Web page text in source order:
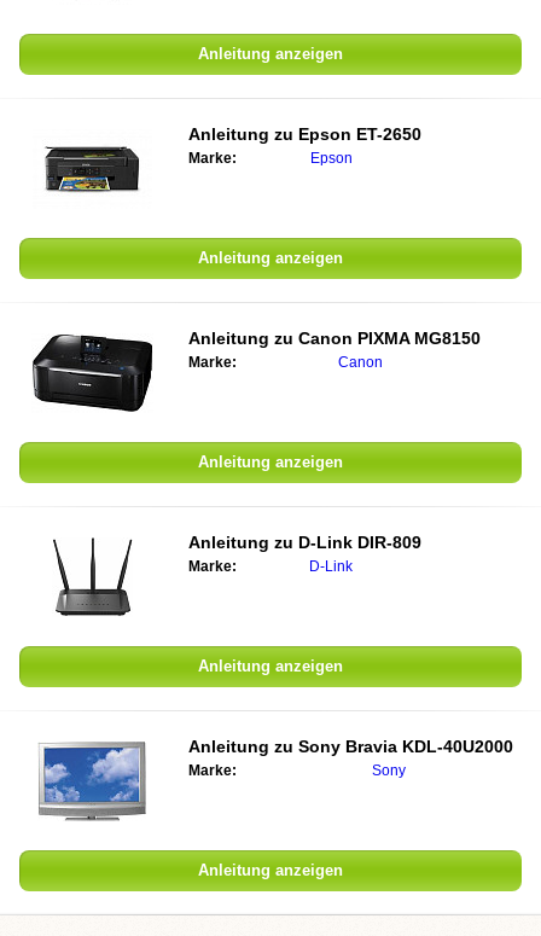
Anleitung anzeigen
Anleitung zu Epson ET-2650
Marke: Epson
Anleitung anzeigen
Anleitung zu Canon PIXMA MG8150
Marke: Canon
Anleitung anzeigen
Anleitung zu D-Link DIR-809
Marke: D-Link
Anleitung anzeigen
Anleitung zu Sony Bravia KDL-40U2000
Marke: Sony
Anleitung anzeigen